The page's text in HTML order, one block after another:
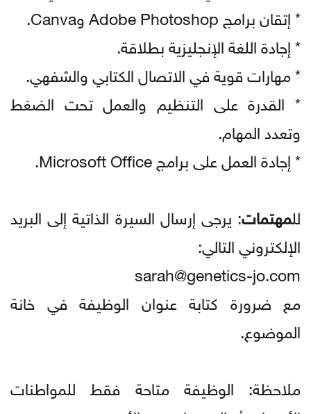
* إتقان برامج Adobe Photoshop وCanva.
* إجادة اللغة الإنجليزية بطلاقة.
* مهارات قوية في الاتصال الكتابي والشفهي.
* القدرة على التنظيم والعمل تحت الضغط
وتعدد المهام.
* إجادة العمل على برامج Microsoft Office.
للمهتمات: يرجى إرسال السيرة الذاتية إلى البريد
الإلكتروني التالي:
sarah@genetics-jo.com
مع ضرورة كتابة عنوان الوظيفة في خانة
الموضوع.
ملاحظة: الوظيفة متاحة فقط للمواطنات